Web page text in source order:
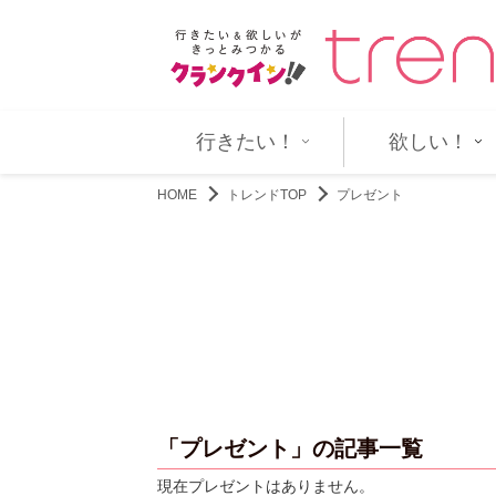
山田孝之「みなさん、ヤバいで
行きたい！ 欲しい！
HOME トレンドTOP プレゼント
「プレゼント」の記事一覧
現在プレゼントはありません。